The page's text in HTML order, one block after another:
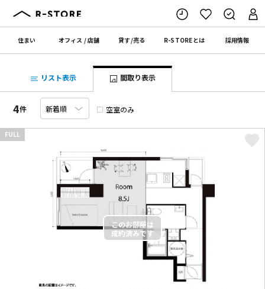
住まい オフィス /店舗 貸す/売る R-STOREとは 採用情報
リスト表示 間取り表示
4件 空室のみ
FULL